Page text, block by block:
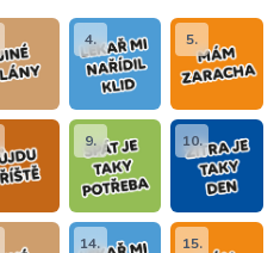
4. 5.
9. 10.
14. 15.